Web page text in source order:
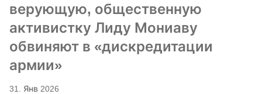
верующую, общественную
активистку Лиду Мониаву
обвиняют в «дискредитации
армии»
31. Янв 2026